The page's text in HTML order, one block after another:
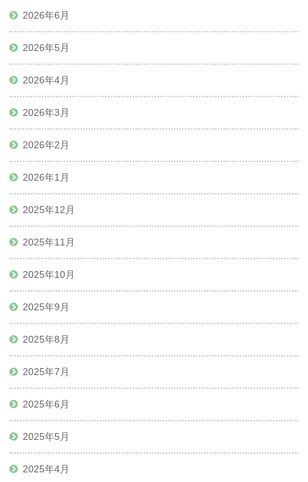
2026年6月
2026年5月
2026年4月
2026年3月
2026年2月
2026年1月
2025年12月
2025年11月
2025年10月
2025年9月
2025年8月
2025年7月
2025年6月
2025年5月
2025年4月